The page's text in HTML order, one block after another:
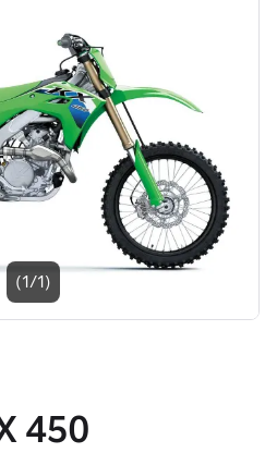
Bildgalleri
(1/1)
450